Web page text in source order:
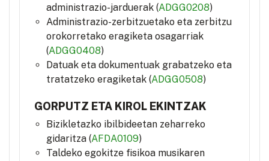
administrazio-jarduerak (ADGG0208)
Administrazio-zerbitzuetako eta zerbitzu
orokorretako eragiketa osagarriak
(ADGG0408)
Datuak eta dokumentuak grabatzeko eta
tratatzeko eragiketak (ADGG0508)
GORPUTZ ETA KIROL EKINTZAK
Bizikletazko ibilbideetan zeharreko
gidaritza (AFDA0109)
Taldeko egokitze fisikoa musikaren